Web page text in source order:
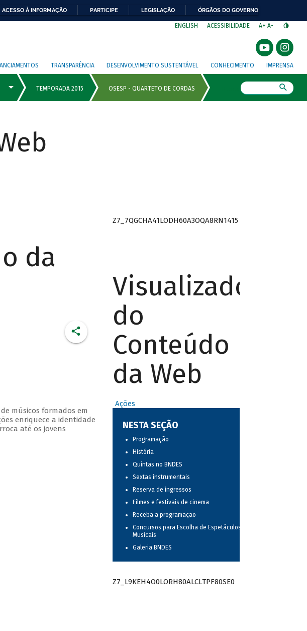
ACESSO À INFORMAÇÃO PARTICIPE LEGISLAÇÃO ÓRGÃOS DO GOVERNO
ENGLISH ACESSIBILIDADE A+ A-
TRANSPARÊNCIA DESENVOLVIMENTO SUSTENTÁVEL CONHECIMENTO IMPRENSA
da
músicos formados em
enriquece a identidade
até os jovens
Z7_7QGCHA41LODH60A3OQA8RN1415
Visualizador
do
Conteúdo
da Web
Ações
NESTA SEÇÃO
Programação
História
Quintas no BNDES
Sextas instrumentais
Reserva de ingressos
Filmes e festivais de cinema
Receba a programação
Concursos para Escolha de Espetáculos
Musicais
Galeria BNDES
Z7_L9KEH4O0LORH80ALCLTPF80SE0